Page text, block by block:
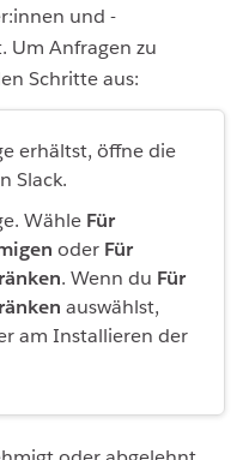
und -
Um Anfragen zu
Schritte aus:
erhältst, öffne die
Slack.
Wähle Für
oder Für
. Wenn du Für
auswählst,
am Installieren der